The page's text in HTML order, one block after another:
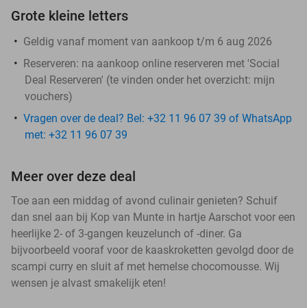
Grote kleine letters
Geldig vanaf moment van aankoop t/m 6 aug 2026
Reserveren: na aankoop online reserveren met 'Social
Deal Reserveren' (te vinden onder het overzicht: mijn
vouchers)
Vragen over de deal? Bel: +32 11 96 07 39 of WhatsApp
met: +32 11 96 07 39
Meer over deze deal
Toe aan een middag of avond culinair genieten? Schuif
dan snel aan bij Kop van Munte in hartje Aarschot voor een
heerlijke 2- of 3-gangen keuzelunch of -diner. Ga
bijvoorbeeld vooraf voor de kaaskroketten gevolgd door de
scampi curry en sluit af met hemelse chocomousse. Wij
wensen je alvast smakelijk eten!